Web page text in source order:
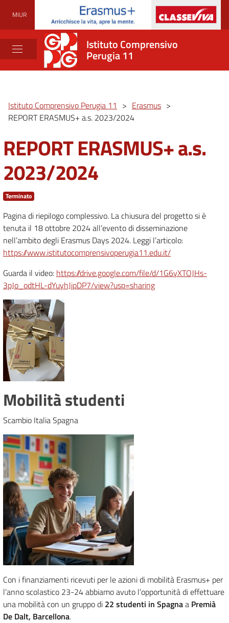
MIUR
Istituto Comprensivo
Perugia 11
Istituto Comprensivo Perugia 11 > Erasmus >
REPORT ERASMUS+ a.s. 2023/2024
REPORT ERASMUS+ a.s.
2023/2024
Terminato
Pagina di riepilogo complessivo. La chiusura del progetto si è
tenuta il 18 ottobre 2024 all’evento di disseminazione
nell’ambito degli Erasmus Days 2024. Leggi l’articolo:
https://www.istitutocomprensivoperugia11.edu.it/
Guarda il video: https://drive.google.com/file/d/1G6yXTOJHs-
3pJo_odtHL-dYuyhJipDP7/view?usp=sharing
Mobilità studenti
Scambio Italia Spagna
Con i finanziamenti ricevuti per le azioni di mobilità Erasmus+ per
l’anno scolastico 23-24 abbiamo avuto l’opportunità di effettuare
una mobilità con un gruppo di 22 studenti in Spagnaa Premià
De Dalt, Barcellona.